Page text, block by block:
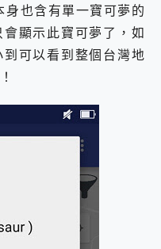
也含有單一寶可夢的
顯示此寶可夢了，如
可以看到整個台灣地